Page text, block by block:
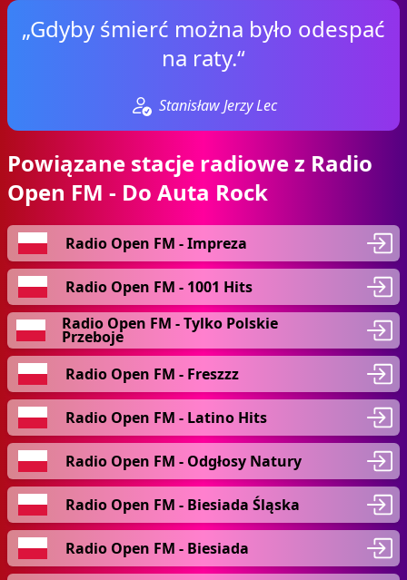
„Gdyby śmierć można było odespać
na raty.“
Stanisław Jerzy Lec
Powiązane stacje radiowe z Radio
Open FM - Do Auta Rock
Radio Open FM - Impreza
Radio Open FM - 1001 Hits
Radio Open FM - Tylko Polskie
Przeboje
Radio Open FM - Freszzz
Radio Open FM - Latino Hits
Radio Open FM - Odgłosy Natury
Radio Open FM - Biesiada Śląska
Radio Open FM - Biesiada